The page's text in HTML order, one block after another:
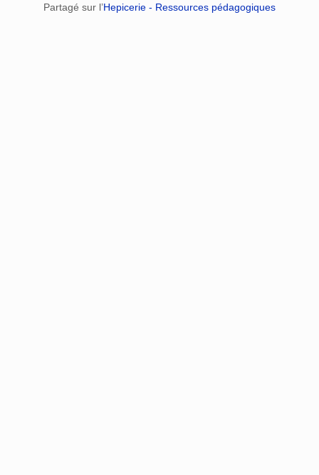
Partagé sur l’Hepicerie - Ressources pédagogiques